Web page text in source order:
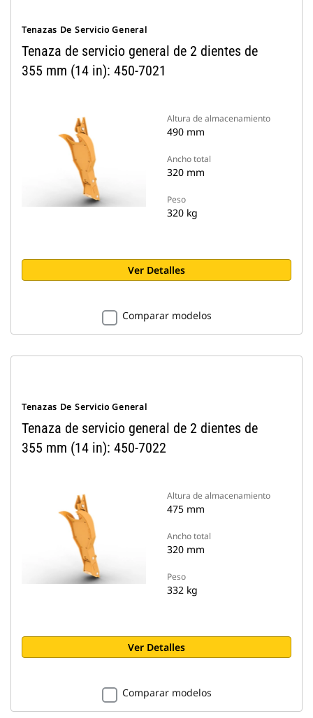
Tenazas De Servicio General
Tenaza de servicio general de 2 dientes de
355 mm (14 in): 450-7021
Altura de almacenamiento
490 mm
Ancho total
320 mm
Peso
320 kg
Ver Detalles
Comparar modelos
Tenazas De Servicio General
Tenaza de servicio general de 2 dientes de
355 mm (14 in): 450-7022
Altura de almacenamiento
475 mm
Ancho total
320 mm
Peso
332 kg
Ver Detalles
Comparar modelos